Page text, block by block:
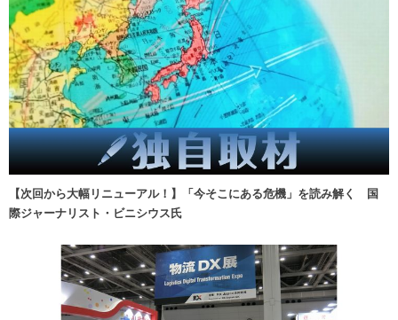
【次回から大幅リニューアル！】「今そこにある危機」を読み解く 国
際ジャーナリスト・ビニシウス氏